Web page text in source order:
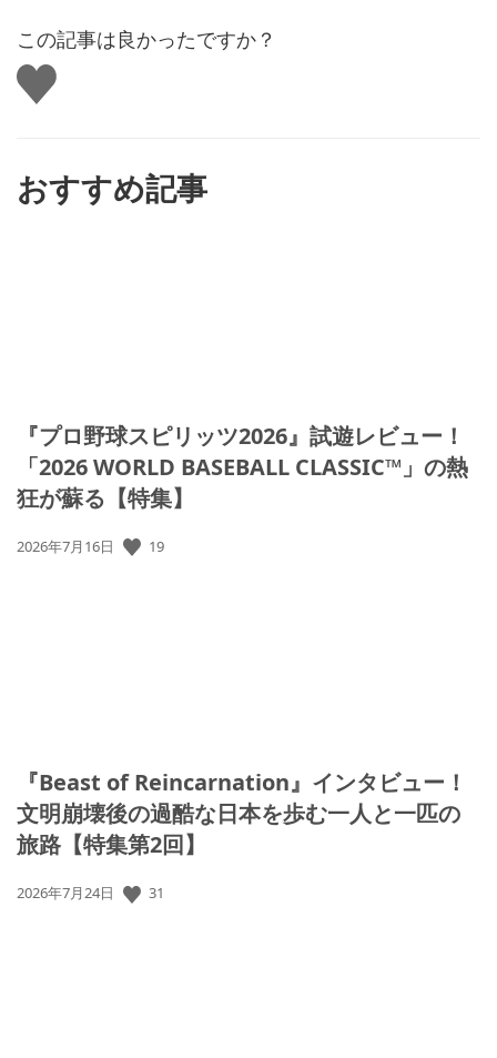
この記事は良かったですか？
い
い
おすすめ記事
『プロ野球スピリッツ2026』試遊レビュー！
「2026 WORLD BASEBALL CLASSIC™」の熱
狂が蘇る【特集】
公
2026年7月16日 19
『Beast of Reincarnation』インタビュー！
文明崩壊後の過酷な日本を歩む一人と一匹の
旅路【特集第2回】
公
2026年7月24日 31